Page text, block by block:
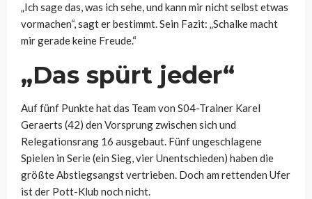
„Ich sage das, was ich sehe, und kann mir nicht selbst etwas
vormachen“, sagt er bestimmt. Sein Fazit: „Schalke macht
mir gerade keine Freude.“
„Das spürt jeder“
Auf fünf Punkte hat das Team von S04-Trainer Karel
Geraerts (42) den Vorsprung zwischen sich und
Relegationsrang 16 ausgebaut. Fünf ungeschlagene
Spielen in Serie (ein Sieg, vier Unentschieden) haben die
größte Abstiegsangst vertrieben. Doch am rettenden Ufer
ist der Pott-Klub noch nicht.